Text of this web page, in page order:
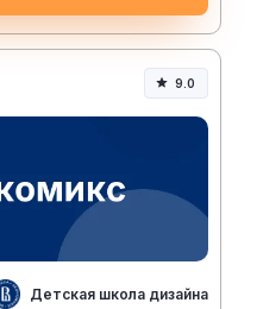
9.0
Детская школа дизайна ВШЭ